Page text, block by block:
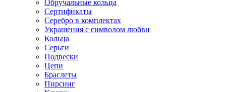
Обручальные кольца
Сертификаты
Серебро в комплектах
Украшения с символом любви
Кольца
Серьги
Подвески
Цепи
Браслеты
Пирсинг